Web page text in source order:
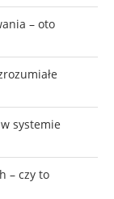
– oto
systemie
– czy to